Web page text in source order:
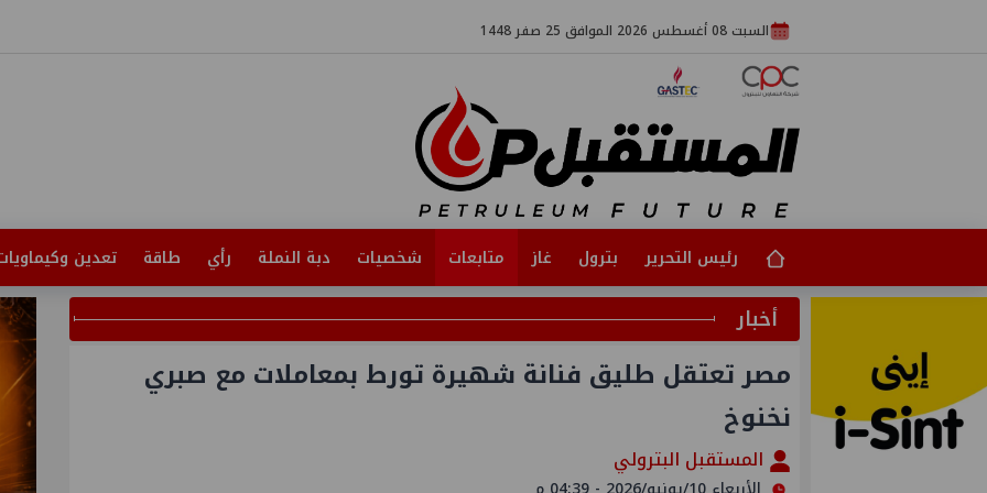
السبت 08 أغسطس 2026 الموافق 25 صفر 1448
رئيس التحرير بترول غاز متابعات شخصيات دبة النملة رأي طاقة تعدين
أخبار
مصر تعتقل طليق فنانة شهيرة تورط بمعاملات مع صبري
نخنوخ
المستقبل البترولي